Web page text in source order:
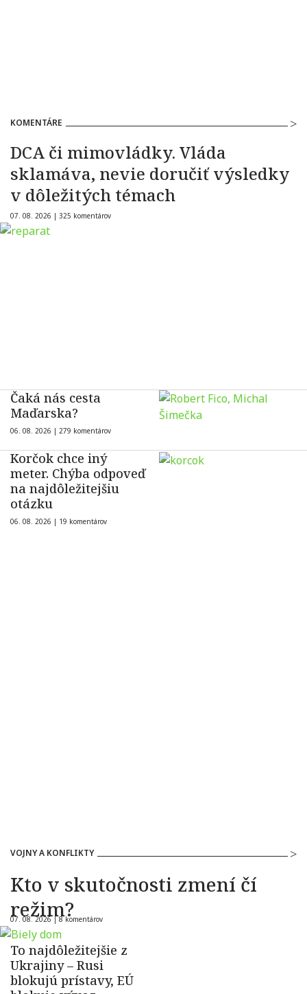
KOMENTÁRE
DCA či mimovládky. Vláda
sklamáva, nevie doručiť výsledky
v dôležitých témach
07. 08. 2026 | 325 komentárov
Čaká nás cesta
Maďarska?
06. 08. 2026 | 279 komentárov
Korčok chce iný
meter. Chýba odpoveď
na najdôležitejšiu
otázku
06. 08. 2026 | 19 komentárov
VOJNY A KONFLIKTY
Kto v skutočnosti zmení čí
režim?
07. 08. 2026 |8 komentárov
To najdôležitejšie z
Ukrajiny – Rusi
blokujú prístavy, EÚ